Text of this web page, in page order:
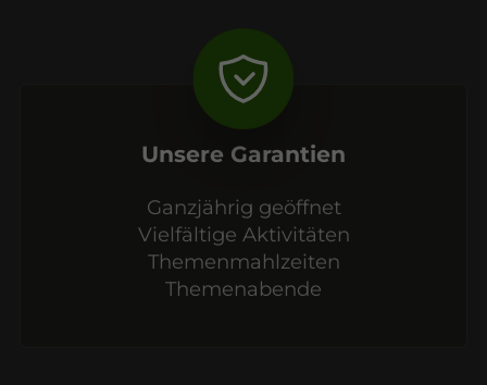
Unsere Garantien
Ganzjährig geöffnet
Vielfältige Aktivitäten
Themenmahlzeiten
Themenabende